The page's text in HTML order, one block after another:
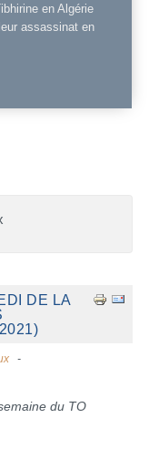
en Algérie
assassinat en
DE LA
du TO